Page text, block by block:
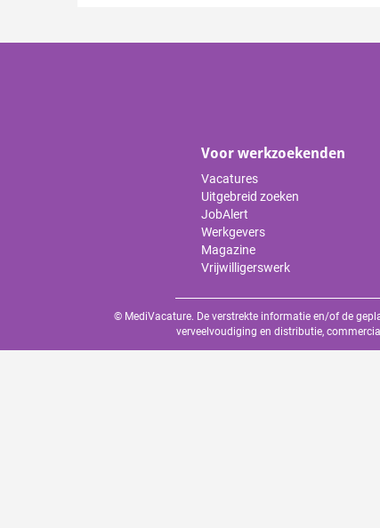
Voor werkzoekenden
Vacatures
Uitgebreid zoeken
JobAlert
Werkgevers
Magazine
Vrijwilligerswerk
© MediVacature. De verstrekte informatie en/of de
verveelvoudiging en distributie,